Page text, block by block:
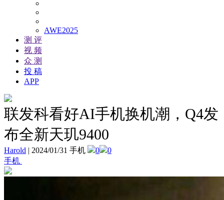
AWE2025
测 评
视 频
众 测
投 稿
APP
联发科看好AI手机换机潮，Q4发
布全新天玑9400
Harold | 2024/01/31 手机 0
0
手机